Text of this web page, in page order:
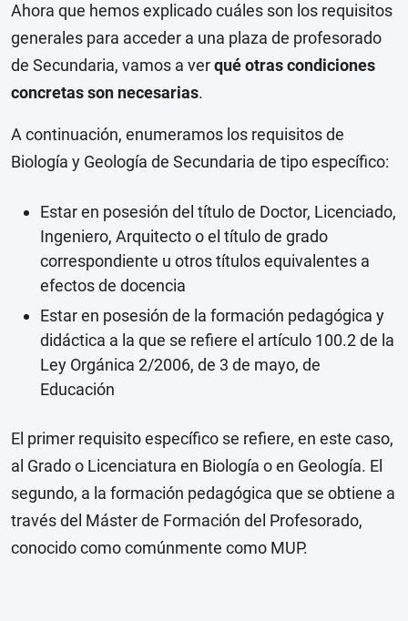
Ahora que hemos explicado cuáles son los requisitos
generales para acceder a una plaza de profesorado
de Secundaria, vamos a verqué otras condiciones
concretas son necesarias.
A continuación, enumeramos los requisitos de
Biología y Geología de Secundaria de tipo específico:
Estar en posesión del título de Doctor, Licenciado,
Ingeniero, Arquitecto o el título de grado
correspondiente u otros títulos equivalentes a
efectos de docencia
Estar en posesión de la formación pedagógica y
didáctica a la que se refiere el artículo 100.2 de la
Ley Orgánica 2/2006, de 3 de mayo, de
Educación
El primer requisito específico se refiere, en este caso,
al Grado o Licenciatura en Biología o en Geología. El
segundo, a la formación pedagógica que se obtiene a
través del Máster de Formación del Profesorado,
conocido como comúnmente como MUP.